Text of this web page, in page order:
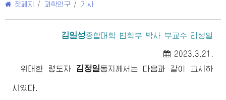
첫페지 / 과학연구 / 기사
김일성종합대학 법학부 박사 부교수 리성일
2023.3.21.
위대한
령도자 김정일동지께서 는 다음과 같이 교시하
시였다.